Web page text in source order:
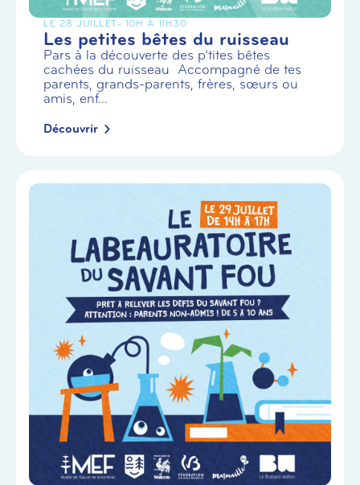
LE 28 JUILLET- 10H À 11H30
Les petites bêtes du ruisseau
Pars à la découverte des p’tites bêtes
cachées du ruisseau Accompagné de tes
parents, grands-parents, frères, sœurs ou
amis, enf...
Découvrir